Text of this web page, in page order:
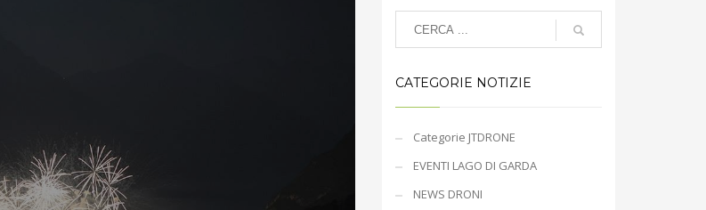
CATEGORIE NOTIZIE
Categorie JTDRONE
EVENTI LAGO DI GARDA
NEWS DRONI